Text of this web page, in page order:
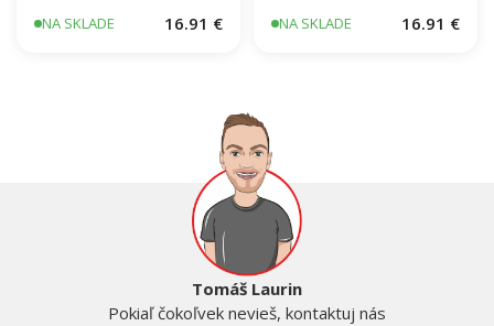
NA SKLADE 16.91 € NA SKLADE 16.91 €
Tomáš Laurin
Pokiaľ čokoľvek nevieš, kontaktuj nás